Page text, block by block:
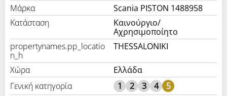
Μάρκα
Scania PISTON 1488958
Κατάσταση
Καινούργιο/
Αχρησιμοποίητο
propertynames.pp_locatio
n_h
THESSALONIKI
Χώρα
Ελλάδα
Γενική κατηγορία
1 2 3 4
5